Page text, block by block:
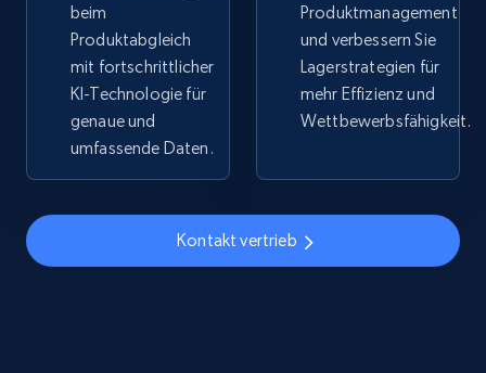
TikTok Shop - discover records by shop url
668+ Jetzt anfangen
beim
Produktabgleich
mit fortschrittlicher
KI-Technologie für
genaue und
umfassende Daten.
Produktmanagement
und verbessern Sie
Lagerstrategien für
mehr Effizienz und
Wettbewerbsfähigkeit.
Kontakt vertrieb